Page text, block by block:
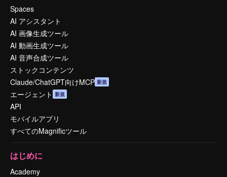
Spaces
AI アシスタント
AI 画像生成ツール
AI 動画生成ツール
AI 音声合成ツール
ストックコンテンツ
Claude/ChatGPT向けMCP 新規
エージェント 新規
API
モバイルアプリ
すべてのMagnificツール
はじめに
Academy